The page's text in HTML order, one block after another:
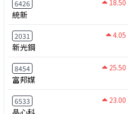
6426 18.50
統新
2031 4.05
新光鋼
8454 25.50
富邦媒
6533 23.00